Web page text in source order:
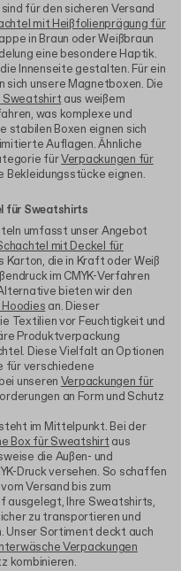
für den sicheren Versand
mit Heißfolienprägung für
in Braun oder Weißbraun
eine besondere Haptik.
Innenseite gestalten. Für ein
sich unsere Magnetboxen. Die
Sweatshirtaus weißem
was komplexe und
stabilen Boxen eignen sich
Auflagen. Ähnliche
fürVerpackungen für
Bekleidungsstücke eignen.
für Sweatshirts
umfasst unser Angebot
mit Deckel für
Karton, die in Kraft oder Weiß
im CMYK-Verfahren
bieten wir den
an. Dieser
Textilien vor Feuchtigkeit und
Produktverpackung
Diese Vielfalt an Optionen
für verschiedene
unseren Verpackungen für
an Form und Schutz
im Mittelpunkt. Bei der
Box für Sweatshirtaus
die Außen- und
Druck versehen. So schaffen
Versand bis zum
ausgelegt, Ihre Sweatshirts,
zu transportieren und
Unser Sortiment deckt auch
Verpackungen
kombinieren.